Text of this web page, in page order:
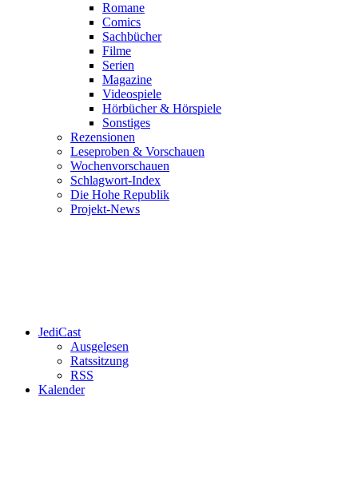
Romane
Comics
Sachbücher
Filme
Serien
Magazine
Videospiele
Hörbücher & Hörspiele
Sonstiges
Rezensionen
Leseproben & Vorschauen
Wochenvorschauen
Schlagwort-Index
Die Hohe Republik
Projekt-News
JediCast
Ausgelesen
Ratssitzung
RSS
Kalender